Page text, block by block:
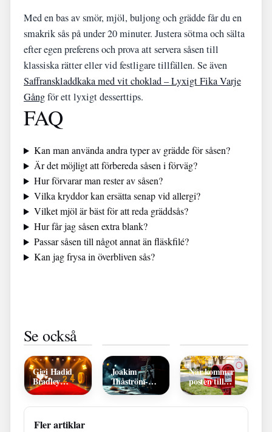
Med en bas av smör, mjöl, buljong och grädde får du en
smakrik sås på under 20 minuter. Justera sötma och sälta
efter egen preferens och prova att servera såsen till
klassiska rätter eller vid festligare tillfällen. Se även
Saffranskladdkaka med vit choklad – Lyxigt Fika Varje
Gångför ett lyxigt desserttips.
FAQ
Kan man använda andra typer av grädde för såsen?
Är det möjligt att förbereda såsen i förväg?
Hur förvarar man rester av såsen?
Vilka kryddor kan ersätta senap vid allergi?
Vilket mjöl är bäst för att reda gräddsås?
Hur får jag såsen extra blank?
Passar såsen till något annat än fläskfilé?
Kan jag frysa in överbliven sås?
Se också
Hero Fiennes
Tiffin –
filmografi och
karriäröversikt
din bebis –
ålder
AB: Info &
Alvesta
Gigi Hadid
Bradley
Cooper:
Ålder &
tidslinje
Joakim
Thåström-
låtar: karriär,
När kommer
posten till
mig? Hitta
utdelningsdag
Fler artiklar